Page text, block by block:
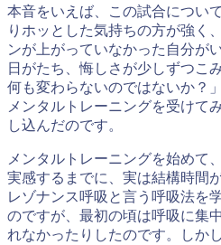
本音をいえば、この試合につい
りホッとした気持ちの方が強く
ンが上がっていなかった自分が
日がたち、悔しさが少しずつこ
何も変わらないのではないか？
メンタルトレーニングを受けて
し込んだのです。
メンタルトレーニングを始めて
実感するまでに、実は結構時間
レゾナンス呼吸と言う呼吸法を
のですが、最初の頃は呼吸に集
れなかったりしたのです。しか